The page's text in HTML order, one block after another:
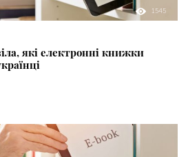
1545
які електронні книжки